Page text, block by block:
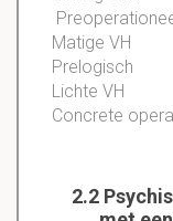
Matige
Prelogisch
Lichte
Concrete
2.2